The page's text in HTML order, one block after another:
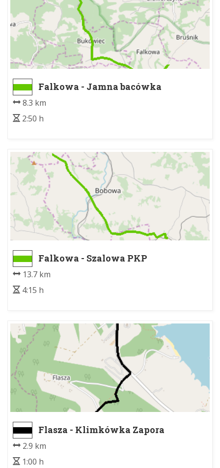
Falkowa - Jamna bacówka
8.3 km
2:50 h
Falkowa - Szalowa PKP
13.7 km
4:15 h
Flasza - Klimkówka Zapora
2.9 km
1:00 h